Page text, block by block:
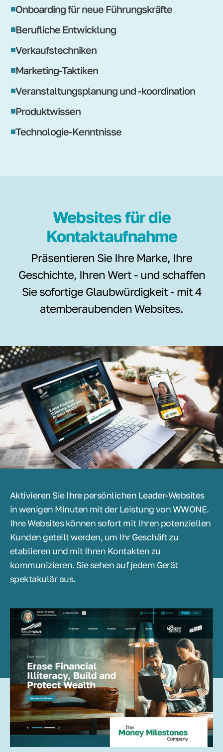
Onboarding für neue Führungskräfte
Berufliche Entwicklung
Verkaufstechniken
Marketing-Taktiken
Veranstaltungsplanung und -koordination
Produktwissen
Technologie-Kenntnisse
Websites für die
Kontaktaufnahme
Präsentieren Sie Ihre Marke, Ihre
Geschichte, Ihren Wert - und schaffen
Sie sofortige Glaubwürdigkeit - mit 4
atemberaubenden Websites.
Aktivieren Sie Ihre persönlichen Leader-Websites
in wenigen Minuten mit der Leistung von WWONE.
Ihre Websites können sofort mit Ihren potenziellen
Kunden geteilt werden, um Ihr Geschäft zu
etablieren und mit Ihren Kontakten zu
kommunizieren. Sie sehen auf jedem Gerät
spektakulär aus.